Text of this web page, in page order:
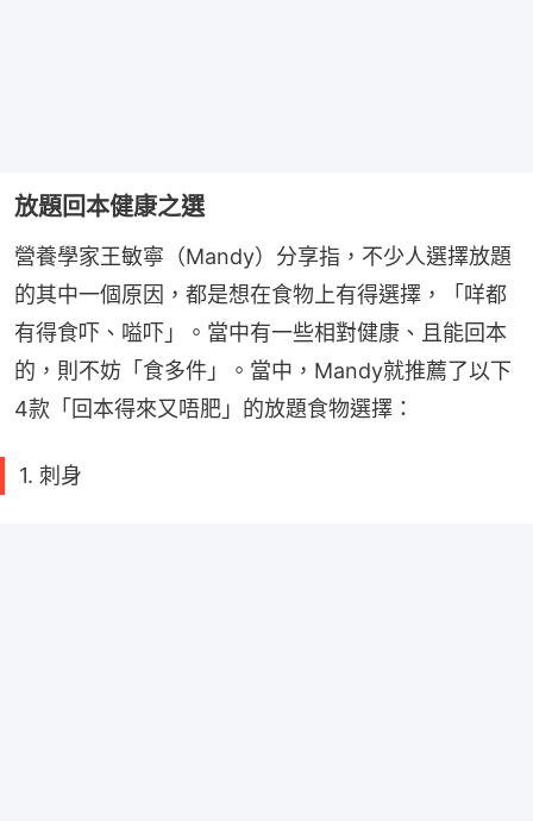
放題回本健康之選
營養學家王敏寧（Mandy）分享指，不少人選擇放題
的其中一個原因，都是想在食物上有得選擇，「咩都
有得食吓、嗌吓」。當中有一些相對健康、且能回本
的，則不妨「食多件」。當中，Mandy就推薦了以下
4款「回本得來又唔肥」的放題食物選擇：
1. 刺身